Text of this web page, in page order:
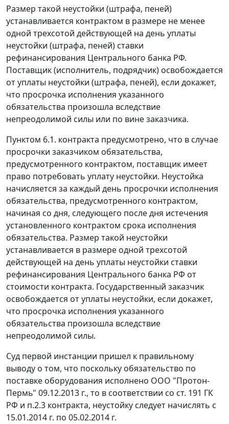
Размер такой неустойки (штрафа, пеней)
устанавливается контрактом в размере не менее
одной трехсотой действующей на день уплаты
неустойки (штрафа, пеней) ставки
рефинансирования Центрального банка РФ.
Поставщик (исполнитель, подрядчик) освобождается
от уплаты неустойки (штрафа, пеней), если докажет,
что просрочка исполнения указанного
обязательства произошла вследствие
непреодолимой силы или по вине заказчика.
Пунктом 6.1. контракта предусмотрено, что в случае
просрочки заказчиком обязательства,
предусмотренного контрактом, поставщик имеет
право потребовать уплату неустойки. Неустойка
начисляется за каждый день просрочки исполнения
обязательства, предусмотренного контрактом,
начиная со дня, следующего после дня истечения
установленного контрактом срока исполнения
обязательства. Размер такой неустойки
устанавливается в размере одной трехсотой
действующей на день уплаты неустойки ставки
рефинансирования Центрального банка РФ от
стоимости контракта. Государственный заказчик
освобождается от уплаты неустойки, если докажет,
что просрочка исполнения указанного
обязательства произошла вследствие
непреодолимой силы.
Суд первой инстанции пришел к правильному
выводу о том, что поскольку обязательство по
поставке оборудования исполнено ООО "Протон-
Пермь" 09.12.2013 г., то в соответствии со ст. 191 ГК
РФ и п.2.3 контракта, неустойку следует начислять с
15.01.2014 г. по 05.02.2014 г.